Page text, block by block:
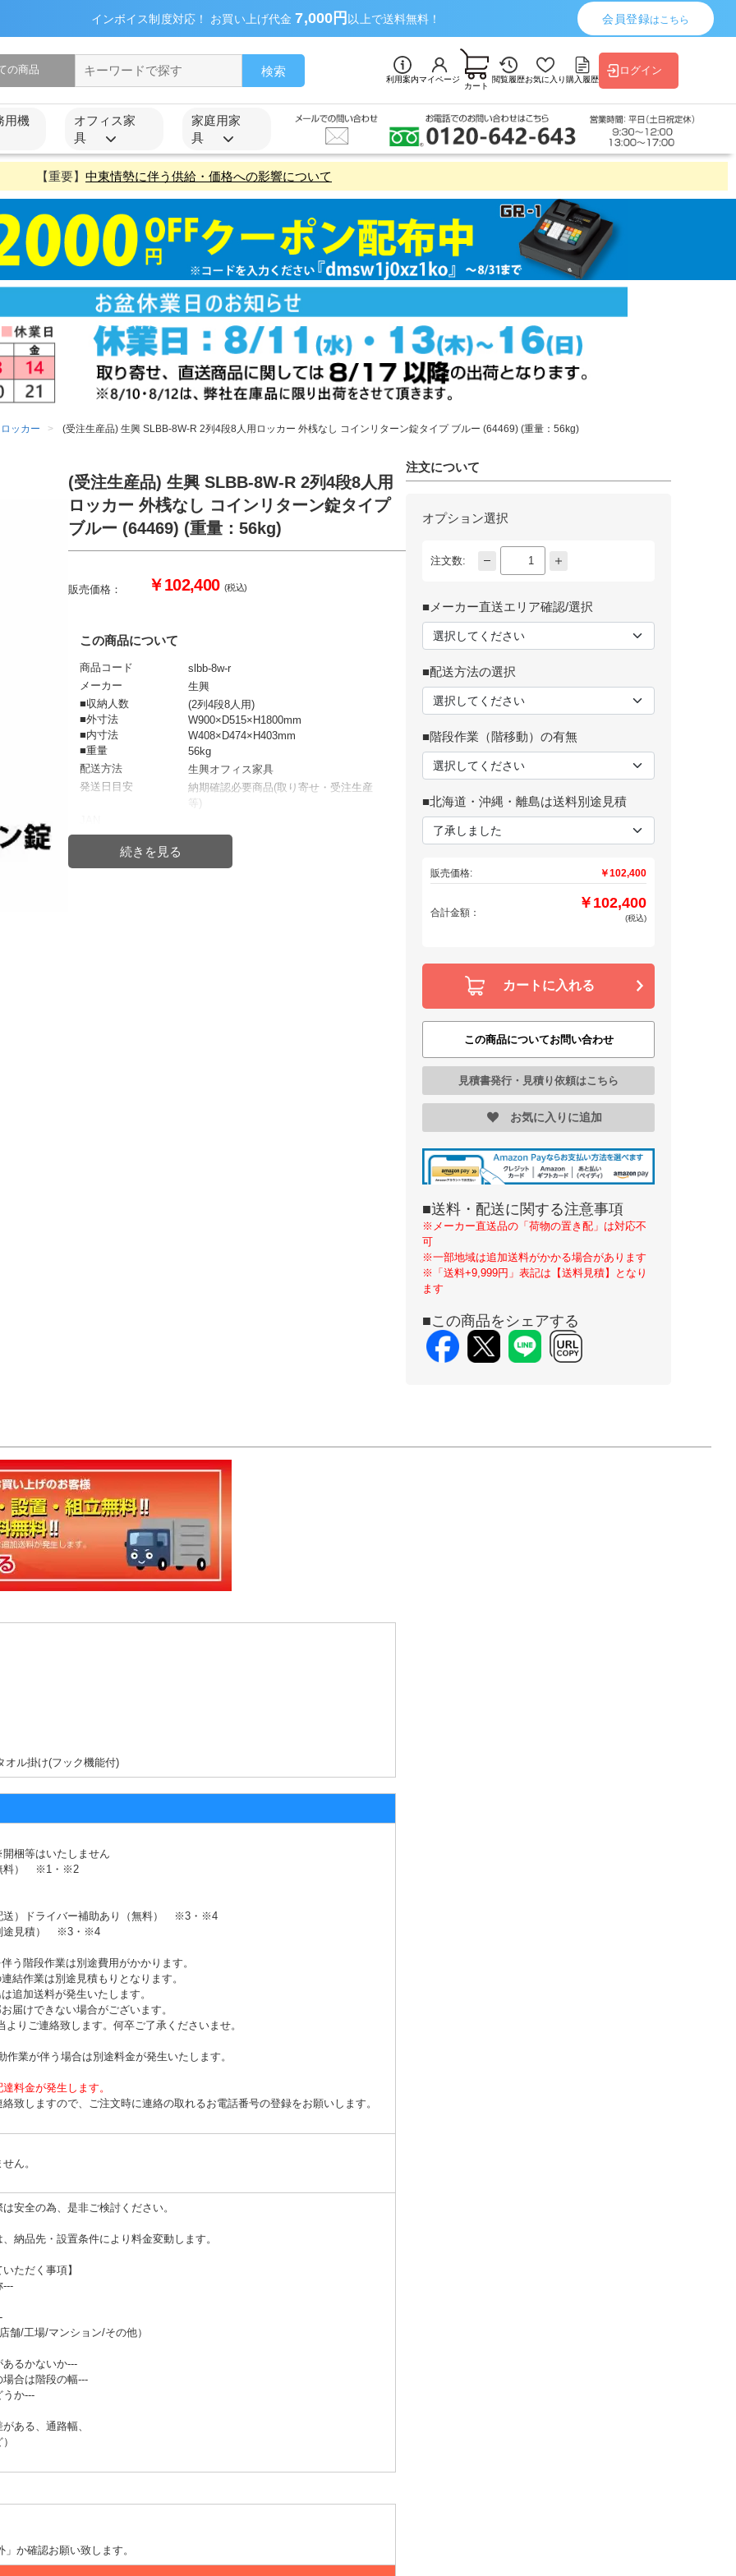
インボイス制度対応！ お買い上げ代金7,000円 以上で送料無料！ 会員登録はこちら
検索
利用案内マイページ
カート
閲覧履歴お気に入り購入履歴
ログイン
用機
オフィス家
具
家庭用家
具
【重要】 中東情勢に伴う供給・価格への影響について
ッカー (受注生産品) 生興 SLBB-8W-R 2列4段8人用ロッカー 外桟なし コインリターン錠タイプ ブルー (64469) (重量：56kg)
(受注生産品) 生興 SLBB-8W-R 2列4段8人用
ロッカー 外桟なし コインリターン錠タイプ
ブルー (64469) (重量：56kg)
販売価格： ￥102,400(税込)
この商品について
商品コード
slbb-8w-r
メーカー
生興
■収納人数
(2列4段8人用)
■外寸法
W900×D515×H1800mm
■内寸法
W408×D474×H403mm
■重量
56kg
配送方法
生興オフィス家具
発送日目安
納期確認必要商品(取り寄せ・受注生産
等)
注文について
オプション選択
注文数:
■メーカー直送エリア確認/選択
■配送方法の選択
■階段作業（階移動）の有無
■北海道・沖縄・離島は送料別途見積
販売価格: ￥102,400
合計金額：
￥102,400
(税込)
カートに入れる
この商品についてお問い合わせ
見積書発行・見積り依頼はこちら
お気に入りに追加
■送料・配送に関する注意事項
※メーカー直送品の「荷物の置き配」は対応不
可
※一部地域は追加送料がかかる場合があります
※「送料+9,999円」表記は【送料見積】となり
ます
■この商品をシェアする
オル掛け(フック機能付)
梱等はいたしません
）
※1・※2
）ドライバー補助あり（無料）
※3・※4
見積）
※3・※4
う階段作業は別途費用がかかります。
結作業は別途見積もりとなります。
追加送料が発生いたします。
届けできない場合がございます。
ご連絡致します。何卒ご了承くださいませ。
作業が伴う場合は別途料金が発生いたします。
料金が発生します。
致しますので、ご注文時に連絡の取れるお電話番号の登録をお願いします。
ん。
安全の為、是非ご検討ください。
納品先・設置条件により料金変動します。
ただく事項】
---
舗/工場/マンション/その他）
るかないか---
合は階段の幅---
うか---
ある、通路幅、
か確認お願い致します。